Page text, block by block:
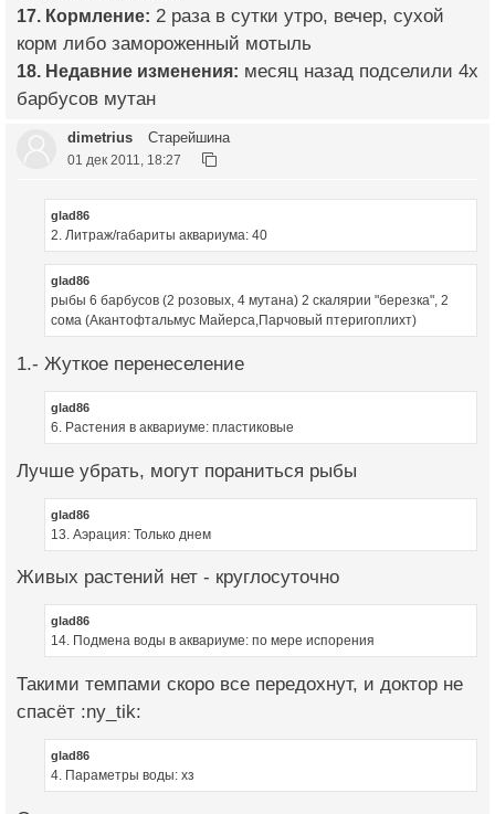
17. Кормление: 2 раза в сутки утро, вечер, сухой
корм либо замороженный мотыль
18. Недавние изменения: месяц назад подселили 4х
барбусов мутан
dimetrius Старейшина
01 дек 2011, 18:27
glad86
2. Литраж/габариты аквариума: 40
glad86
рыбы 6 барбусов (2 розовых, 4 мутана) 2 скалярии "березка", 2
сома (Акантофтальмус Майерса,Парчовый птеригоплихт)
1.- Жуткое перенеселение
glad86
6. Растения в аквариуме: пластиковые
Лучше убрать, могут пораниться рыбы
glad86
13. Аэрация: Только днем
Живых растений нет - круглосуточно
glad86
14. Подмена воды в аквариуме: по мере испорения
Такими темпами скоро все передохнут, и доктор не
спасёт :ny_tik:
glad86
4. Параметры воды: хз